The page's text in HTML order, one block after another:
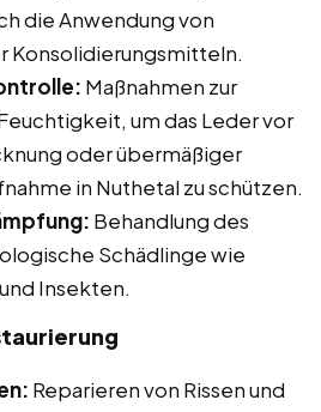
die Anwendung von
Konsolidierungsmitteln.
Maßnahmen zur
um das Leder vor
oder übermäßiger
in Nuthetal zu schützen.
Behandlung des
Schädlinge wie
Insekten.
Reparieren von Rissen und